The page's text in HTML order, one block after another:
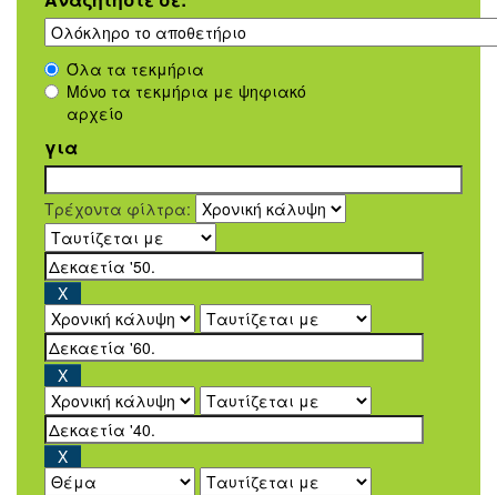
Όλα τα τεκμήρια
Μόνο τα τεκμήρια με ψηφιακό
αρχείο
για
Τρέχοντα φίλτρα: